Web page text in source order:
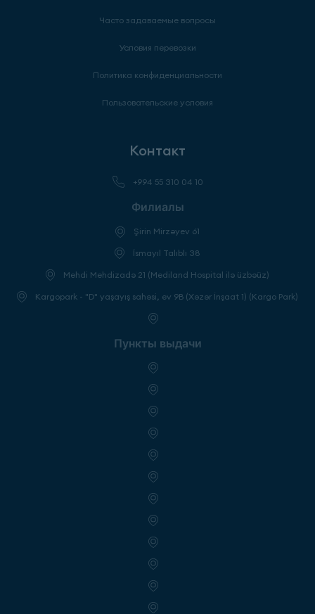
Часто задаваемые вопросы
Условия перевозки
Политика конфиденциальности
Пользовательские условия
Контакт
+994 55 310 04 10
Филиалы
Şirin Mirzəyev 61
İsmayıl Talıblı 38
Mehdi Mehdizadə 21 (Mediland Hospital ilə üzbəüz)
Kargopark - "D" yaşayış sahəsi, ev 9B (Xəzər İnşaat 1) (Kargo Park)
Пункты выдачи